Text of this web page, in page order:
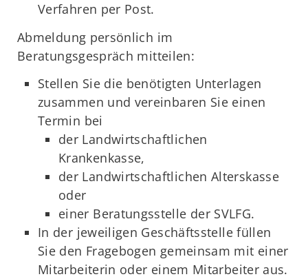
Verfahren per Post.
Abmeldung persönlich im
Beratungsgespräch mitteilen:
Stellen Sie die benötigten Unterlagen
zusammen und vereinbaren Sie einen
Termin bei
der Landwirtschaftlichen
Krankenkasse,
der Landwirtschaftlichen Alterskasse
oder
einer Beratungsstelle der SVLFG.
In der jeweiligen Geschäftsstelle füllen
Sie den Fragebogen gemeinsam mit einer
Mitarbeiterin oder einem Mitarbeiter aus.